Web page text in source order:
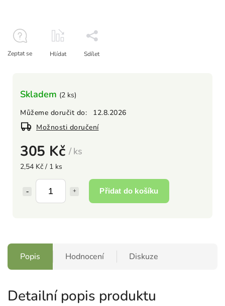
305 Kč / ks
2,54 Kč / 1 ks
Přidat do košíku
Skladem (2 ks)
Můžeme doručit do:
12.8.2026
Možnosti doručení
Zeptat se Hlídat Sdílet
Popis Hodnocení Diskuze
Detailní popis produktu